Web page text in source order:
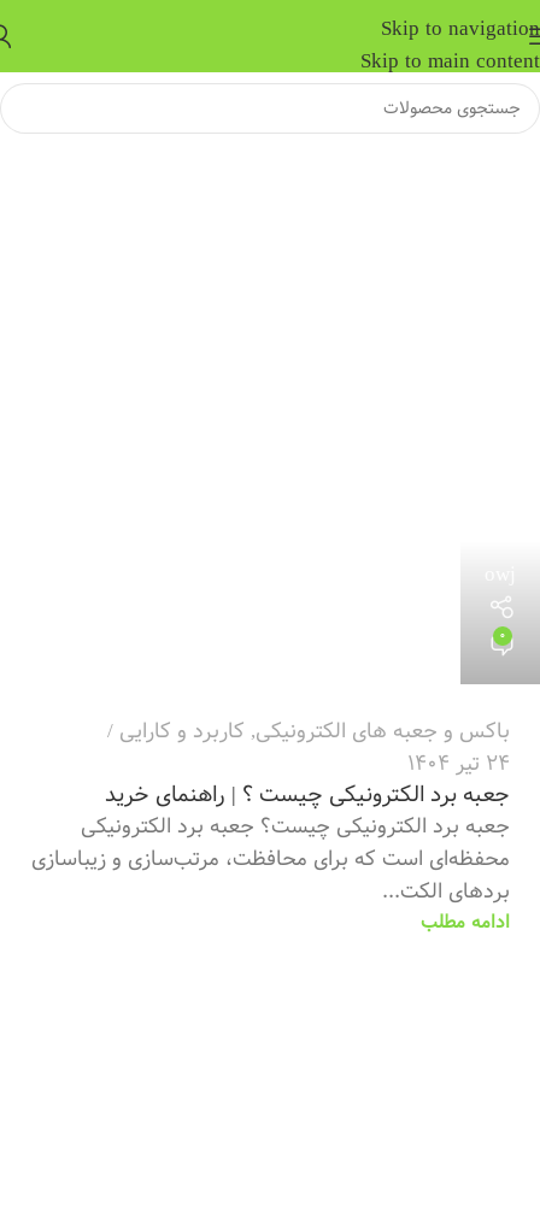
Skip to navigation
Skip to main content
0
باکس و جعبه های الکترونیکی, کاربرد و کارایی
24 تیر 1404
جعبه برد الکترونیکی چیست ؟ | راهنمای خرید
جعبه برد الکترونیکی چیست؟ جعبه برد الکترونیکی
محفظه‌ای است که برای محافظت، مرتب‌سازی و زیباسازی
بردهای الکت...
ادامه مطلب